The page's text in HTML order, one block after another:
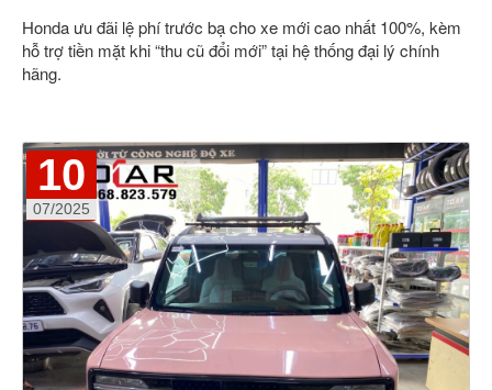
Honda ưu đãi lệ phí trước bạ cho xe mới cao nhất 100%, kèm
hỗ trợ tiền mặt khi “thu cũ đổi mới” tại hệ thống đại lý chính
hãng.
10
07/2025